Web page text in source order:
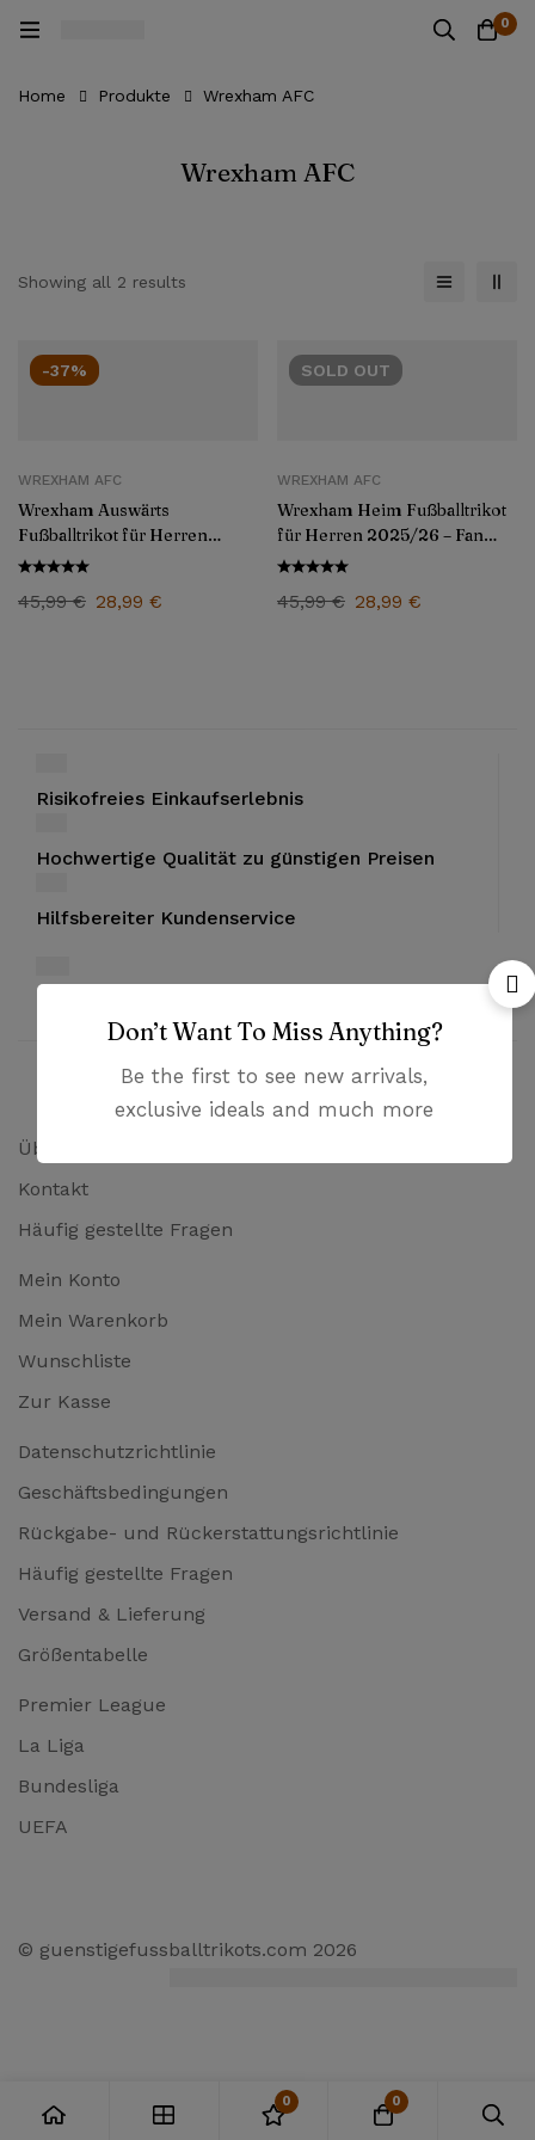
0
Home Produkte Wrexham AFC
Wrexham AFC
Showing all 2 results
-37%
WREXHAM AFC
Wrexham Auswärts
Fußballtrikot für Herren
2025/26 – Fan Version
45,99€ 28,99 €
SOLD OUT
WREXHAM AFC
Wrexham Heim Fußballtrikot
für Herren 2025/26 – Fan
Version
45,99€ 28,99 €
Risikofreies Einkaufserlebnis
Hochwertige Qualität zu günstigen Preisen
Hilfsbereiter Kundenservice
Über uns
Kontakt
Häufig gestellte Fragen
Mein Konto
Mein Warenkorb
Wunschliste
Zur Kasse
Datenschutzrichtlinie
Geschäftsbedingungen
Rückgabe- und Rückerstattungsrichtlinie
Häufig gestellte Fragen
Versand & Lieferung
Größentabelle
Premier League
La Liga
Bundesliga
UEFA
© guenstigefussballtrikots.com 2026
Don’t Want To Miss Anything?
Be the first to see new arrivals,
exclusive ideals and much more
0 0